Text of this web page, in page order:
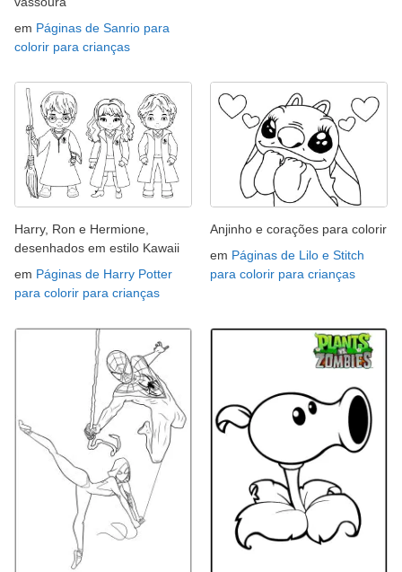
em Páginas de Sanrio para
colorir para crianças
Harry, Ron e Hermione,
desenhados em estilo Kawaii
em Páginas de Harry Potter
para colorir para crianças
Anjinho e corações para colorir
em Páginas de Lilo e Stitch
para colorir para crianças